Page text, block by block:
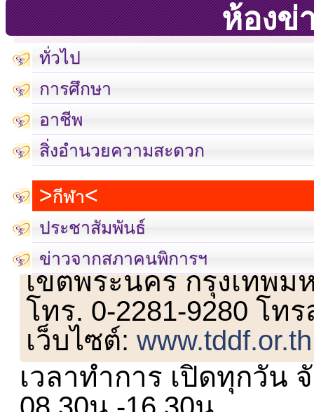
ห้องข่
ทั่วไป
การศึกษา
อาชีพ
สิ่งอำนวยความสะดวก
กีฬา
ประชาสัมพันธ์
ข่าวจากสภาคนพิการฯ
เลขที่ 23 ชั้น 2 ถนนวิ
เขตพระนคร กรุงเทพม
โทร. 0-2281-9280 โท
เว็บไซต์:www.tddf.or.th
เวลาทำการ เปิดทุกวัน